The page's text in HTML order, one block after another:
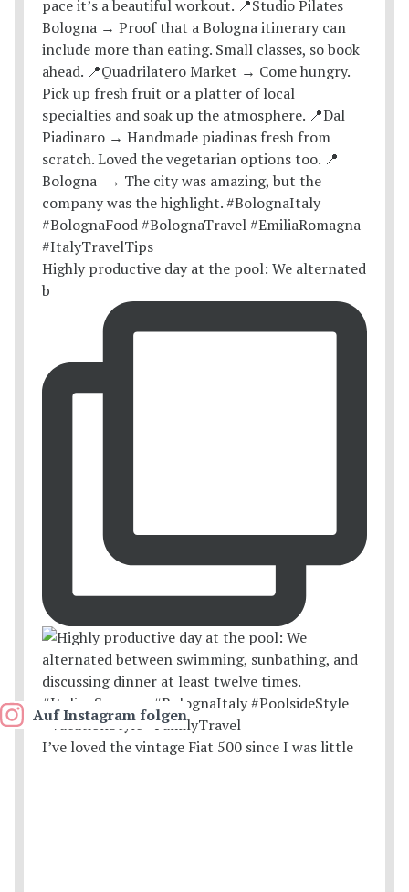
Highly productive day at the pool: We alternated
b
I’ve loved the vintage Fiat 500 since I was little
Auf Instagram folgen